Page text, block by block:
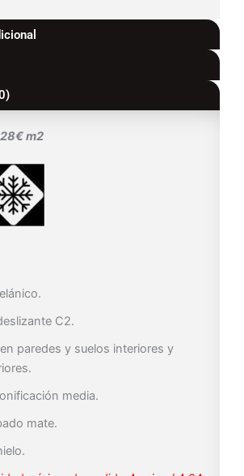
m2
C2.
paredes y suelos interiores y
media.
mate.